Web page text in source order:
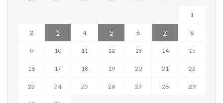
1
2 3 4 5 6 7 8
9 10 11 12 13 14 15
16 17 18 19 20 21 22
23 24 25 26 27 28 29